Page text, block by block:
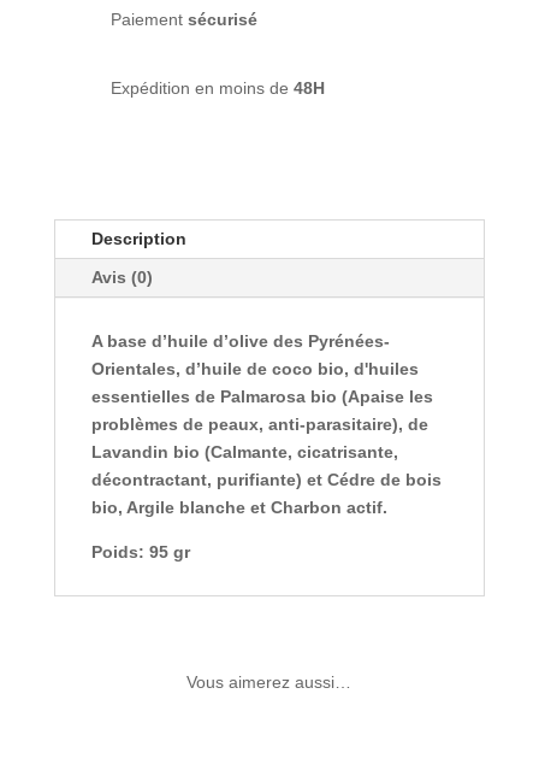
Paiement sécurisé
Expédition en moins de 48H
Description
Avis (0)
A base d’huile d’olive des Pyrénées-
Orientales, d’huile de coco bio, d'huiles
essentielles de Palmarosa bio (Apaise les
problèmes de peaux, anti-parasitaire), de
Lavandin bio (Calmante, cicatrisante,
décontractant, purifiante) et Cédre de bois
bio, Argile blanche et Charbon actif.
Poids: 95 gr
Vous aimerez aussi…